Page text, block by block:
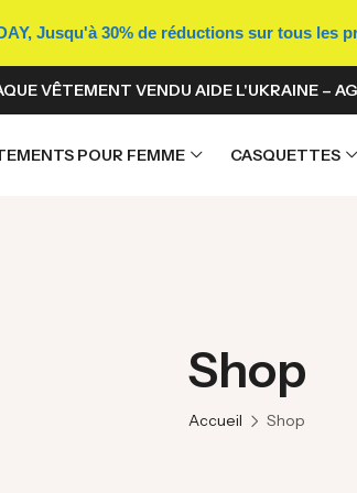
Jusqu'à 30% de réductions sur tous les
VÊTEMENT VENDU AIDE L'UKRAINE –
POUR FEMME CASQUETTES
Shop
Accueil Shop